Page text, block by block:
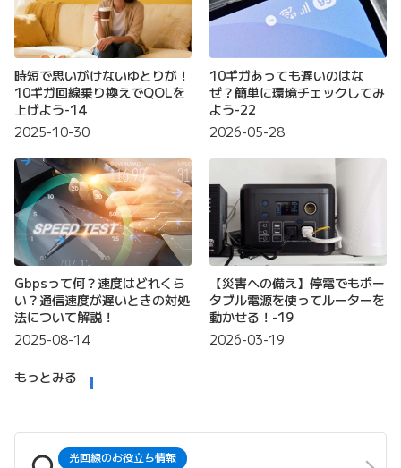
時短で思いがけないゆとりが！
10ギガ回線乗り換えでQOLを
上げよう-14
2025-10-30
10ギガあっても遅いのはな
ぜ？簡単に環境チェックしてみ
よう-22
2026-05-28
Gbpsって何？速度はどれくら
い？通信速度が遅いときの対処
法について解説！
2025-08-14
【災害への備え】停電でもポー
タブル電源を使ってルーターを
動かせる！-19
2026-03-19
もっとみる
光回線のお役立ち情報